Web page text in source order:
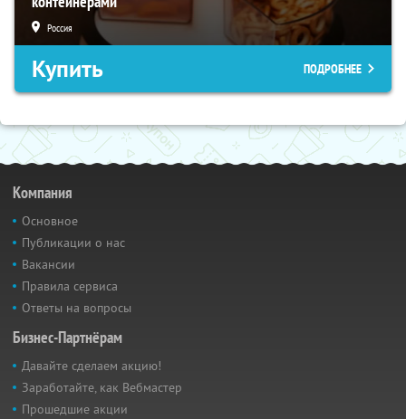
Россия
Купить ПОДРОБНЕЕ
Компания
Основное
Публикации о нас
Вакансии
Правила сервиса
Ответы на вопросы
Бизнес-Партнёрам
Давайте сделаем акцию!
Заработайте, как Вебмастер
Прошедшие акции